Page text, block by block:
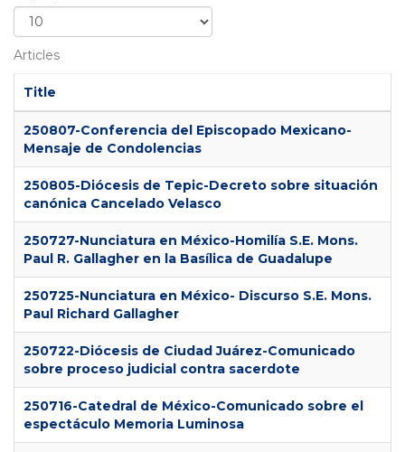
Articles
Title
250807-Conferencia del Episcopado Mexicano-
Mensaje de Condolencias
250805-Diócesis de Tepic-Decreto sobre situación
canónica Cancelado Velasco
250727-Nunciatura en México-Homilía S.E. Mons.
Paul R. Gallagher en la Basílica de Guadalupe
250725-Nunciatura en México- Discurso S.E. Mons.
Paul Richard Gallagher
250722-Diócesis de Ciudad Juárez-Comunicado
sobre proceso judicial contra sacerdote
250716-Catedral de México-Comunicado sobre el
espectáculo Memoria Luminosa